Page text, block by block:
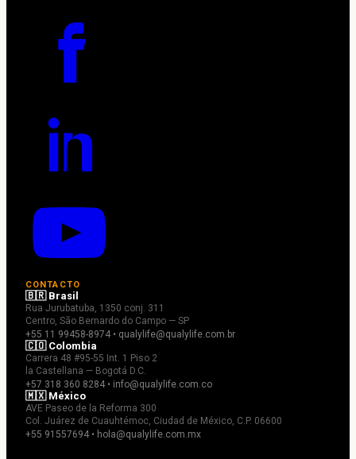
CONTACTO
🇧🇷 Brasil
Rua Jurubatuba, 1350 conj. 311
Centro, São Bernardo do Campo — SP
+55 11 99458-8974 • qualylife@qualylife.com.br
🇨🇴 Colombia
Carrera 48 #95-55 Int. 1 Piso 2
la Castellana — Bogotá D.C.
+57 318 360 8284 • info@qualylife.com.co
🇲🇽 México
AVE Paseo de la Reforma 300
Col. Juárez de Cuauhtémoc, Ciudad de México, C.P. 06600
+55 91557694 • hola@qualylife.com.mx